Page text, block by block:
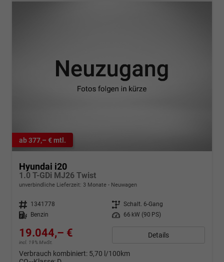
ab 377,– € mtl.
Hyundai i20
1.0 T-GDi MJ26 Twist
unverbindliche Lieferzeit: 3 Monate Neuwagen
Fahrzeugnr. 1341778 Getriebe Schalt. 6-Gang
Kraftstoff
Benzin Leistung 66 kW (90 PS)
19.044,– €
incl. 19% MwSt.
Details
Verbrauch kombiniert: 5,70 l/100km